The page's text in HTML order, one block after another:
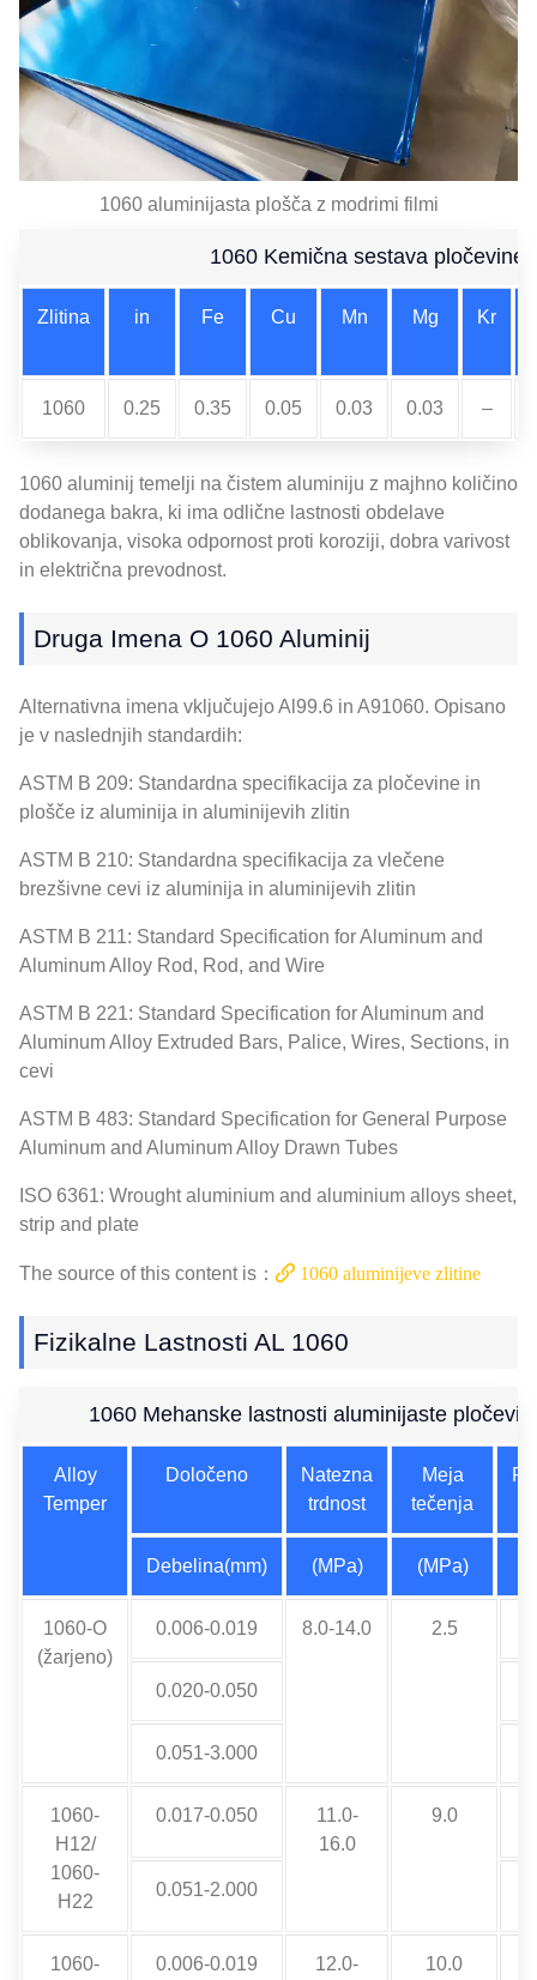
1060 aluminijasta plošča z modrimi filmi
1060 Kemična sestava pločevine
Zlitina in Fe Cu Mn Mg Kr
1060 0.25 0.35 0.05 0.03 0.03 –
1060 aluminij temelji na čistem aluminiju z majhno količino
dodanega bakra, ki ima odlične lastnosti obdelave
oblikovanja, visoka odpornost proti koroziji, dobra varivost
in električna prevodnost.
Druga Imena O 1060 Aluminij
Alternativna imena vključujejo Al99.6 in A91060. Opisano
je v naslednjih standardih:
ASTM B 209: Standardna specifikacija za pločevine in
plošče iz aluminija in aluminijevih zlitin
ASTM B 210: Standardna specifikacija za vlečene
brezšivne cevi iz aluminija in aluminijevih zlitin
ASTM B 211: Standard Specification for Aluminum and
Aluminum Alloy Rod, Rod, and Wire
ASTM B 221: Standard Specification for Aluminum and
Aluminum Alloy Extruded Bars, Palice, Wires, Sections, in
cevi
ASTM B 483: Standard Specification for General Purpose
Aluminum and Aluminum Alloy Drawn Tubes
ISO 6361: Wrought aluminium and aluminium alloys sheet,
strip and plate
The source of this content is ： 1060 aluminijeve zlitine
Fizikalne Lastnosti AL 1060
1060 Mehanske lastnosti aluminijaste
Alloy
Temper
Določeno
Natezna
trdnost
Meja
tečenja
Debelina(mm) (MPa) (MPa)
1060-O
(žarjeno)
0.006-0.019 8.0-14.0 2.5
0.020-0.050
0.051-3.000
1060-
H12/
1060-
H22
0.017-0.050
11.0-
16.0
9.0
0.051-2.000
1060- 0.006-0.019 12.0- 10.0